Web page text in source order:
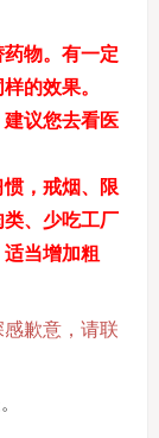
药物。有一定
的效果。
建议您去看医
，戒烟、限
、少吃工厂
当增加粗
歉意，请联